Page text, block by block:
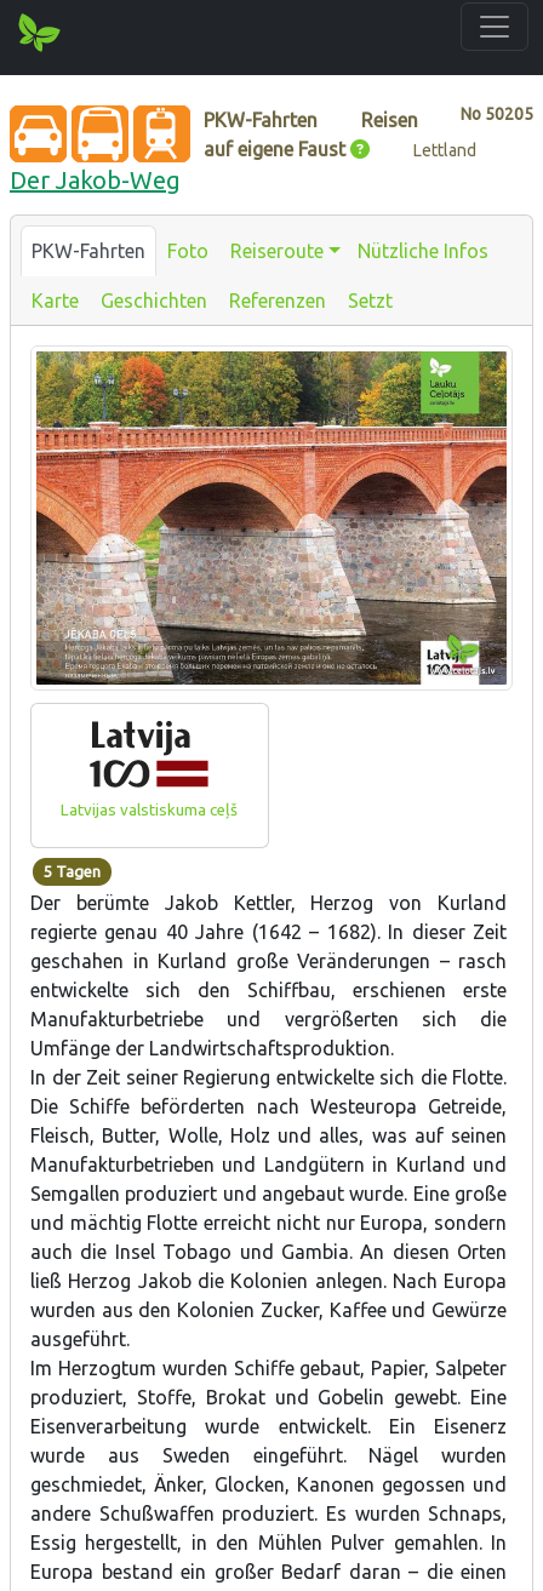
No 50205
PKW-Fahrten
Reisen
auf eigene Faust
Lettland
Der Jakob-Weg
PKW-Fahrten Foto Reiseroute Nützliche Infos
Karte Geschichten Referenzen Setzt
Latvijas valstiskuma ceļš
5 Tagen
Der berümte Jakob Kettler, Herzog von Kurland
regierte genau 40 Jahre (1642 – 1682). In dieser Zeit
geschahen in Kurland große Veränderungen – rasch
entwickelte sich den Schiffbau, erschienen erste
Manufakturbetriebe und vergrößerten sich die
Umfänge der Landwirtschaftsproduktion.
In der Zeit seiner Regierung entwickelte sich die Flotte.
Die Schiffe beförderten nach Westeuropa Getreide,
Fleisch, Butter, Wolle, Holz und alles, was auf seinen
Manufakturbetrieben und Landgütern in Kurland und
Semgallen produziert und angebaut wurde. Eine große
und mächtig Flotte erreicht nicht nur Europa, sondern
auch die Insel Tobago und Gambia. An diesen Orten
ließ Herzog Jakob die Kolonien anlegen. Nach Europa
wurden aus den Kolonien Zucker, Kaffee und Gewürze
ausgeführt.
Im Herzogtum wurden Schiffe gebaut, Papier, Salpeter
produziert, Stoffe, Brokat und Gobelin gewebt. Eine
Eisenverarbeitung wurde entwickelt. Ein Eisenerz
wurde aus Sweden eingeführt. Nägel wurden
geschmiedet, Änker, Glocken, Kanonen gegossen und
andere Schußwaffen produziert. Es wurden Schnaps,
Essig hergestellt, in den Mühlen Pulver gemahlen. In
Europa bestand ein großer Bedarf daran – die einen